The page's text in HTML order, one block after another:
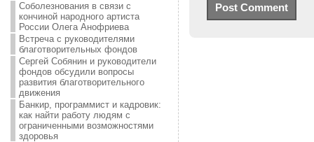
Соболезнования в связи с
кончиной народного артиста
России Олега Анофриева
Встреча с руководителями
благотворительных фондов
Сергей Собянин и руководители
фондов обсудили вопросы
развития благотворительного
движения
Банкир, программист и кадровик:
как найти работу людям с
ограниченными возможностями
здоровья